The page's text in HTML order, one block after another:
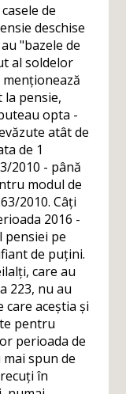
de
deschise
"bazele de
al soldelor
menționează
pensie,
opta -
atât de
de 1
2010 - până
modul de
2010. Câți
2016 -
pensiei pe
de puțini.
care au
223, nu au
care aceștia și
pentru
perioada de
spun de
în